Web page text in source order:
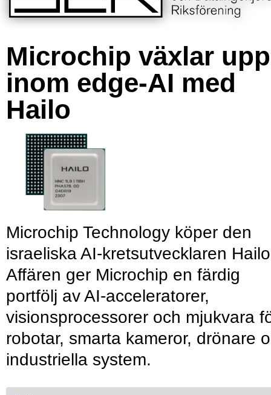
Microchip växlar upp
inom edge-AI med
Hailo
Microchip Technology köper den
israeliska AI-kretsutvecklaren
Affären ger Microchip en färdig
portfölj av AI-acceleratorer,
visionsprocessorer och mjukvara
robotar, smarta kameror, drönare
industriella system.